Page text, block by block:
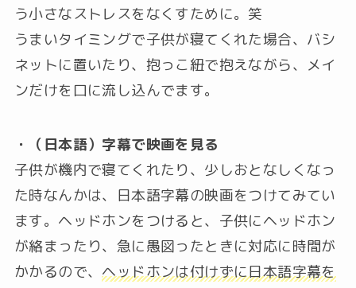
う小さなストレスをなくすために。笑
うまいタイミングで子供が寝てくれた場合、バシ
ネットに置いたり、抱っこ紐で抱えながら、メイ
ンだけを口に流し込んでます。
・（日本語）字幕で映画を見る
子供が機内で寝てくれたり、少しおとなしくなっ
た時なんかは、日本語字幕の映画をつけてみてい
ます。ヘッドホンをつけると、子供にヘッドホン
が絡まったり、急に愚図ったときに対応に時間が
かかるので、ヘッドホンは付けずに日本語字幕を